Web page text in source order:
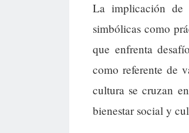
La implicación de
simbólicas como
que enfrenta
como referente de
cultura se cruzan
bienestar social y